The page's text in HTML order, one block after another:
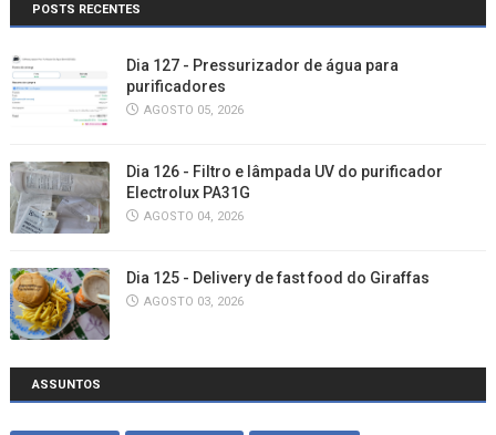
POSTS RECENTES
Dia 127 - Pressurizador de água para
purificadores
AGOSTO 05, 2026
Dia 126 - Filtro e lâmpada UV do purificador
Electrolux PA31G
AGOSTO 04, 2026
Dia 125 - Delivery de fast food do Giraffas
AGOSTO 03, 2026
ASSUNTOS